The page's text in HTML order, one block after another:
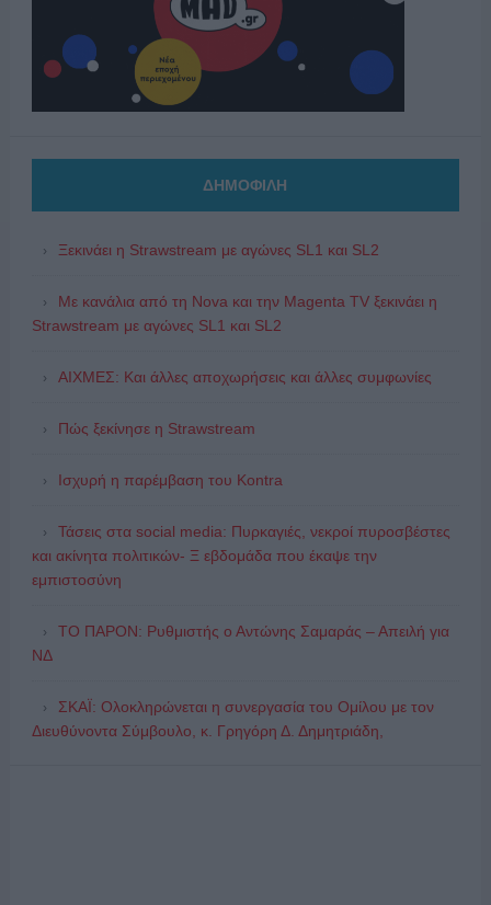
ΔΗΜΟΦΙΛΗ
Ξεκινάει η Strawstream με αγώνες SL1 και SL2
Με κανάλια από τη Nova και την Magenta TV ξεκινάει η
Strawstream με αγώνες SL1 και SL2
ΑΙΧΜΕΣ: Και άλλες αποχωρήσεις και άλλες συμφωνίες
Πώς ξεκίνησε η Strawstream
Ισχυρή η παρέμβαση του Kontra
Τάσεις στα social media: Πυρκαγιές, νεκροί πυροσβέστες
και ακίνητα πολιτικών- Ξ εβδομάδα που έκαψε την
εμπιστοσύνη
ΤΟ ΠΑΡΟΝ: Ρυθμιστής ο Αντώνης Σαμαράς – Απειλή για
ΝΔ
ΣΚΑΪ: Ολοκληρώνεται η συνεργασία του Ομίλου με τον
Διευθύνοντα Σύμβουλο, κ. Γρηγόρη Δ. Δημητριάδη,